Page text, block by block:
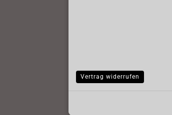
Vertrag widerrufen